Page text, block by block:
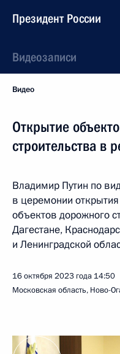
Президент России
Видеозаписи
Видео
Открытие
строительства в
Владимир Путин по
в церемонии
объектов дорожного
Дагестане,
и Ленинградской
16 октября 2023 года 14:50
Московская область, Ново-